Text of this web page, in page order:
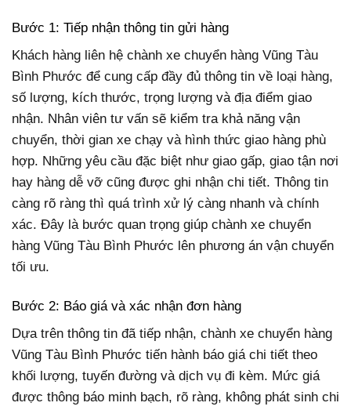
Bước 1: Tiếp nhận thông tin gửi hàng
Khách hàng liên hệ chành xe chuyển hàng Vũng Tàu
Bình Phước để cung cấp đầy đủ thông tin về loại hàng,
số lượng, kích thước, trọng lượng và địa điểm giao
nhận. Nhân viên tư vấn sẽ kiểm tra khả năng vận
chuyển, thời gian xe chạy và hình thức giao hàng phù
hợp. Những yêu cầu đặc biệt như giao gấp, giao tận nơi
hay hàng dễ vỡ cũng được ghi nhận chi tiết. Thông tin
càng rõ ràng thì quá trình xử lý càng nhanh và chính
xác. Đây là bước quan trọng giúp chành xe chuyển
hàng Vũng Tàu Bình Phước lên phương án vận chuyển
tối ưu.
Bước 2: Báo giá và xác nhận đơn hàng
Dựa trên thông tin đã tiếp nhận, chành xe chuyển hàng
Vũng Tàu Bình Phước tiến hành báo giá chi tiết theo
khối lượng, tuyến đường và dịch vụ đi kèm. Mức giá
được thông báo minh bạch, rõ ràng, không phát sinh chi